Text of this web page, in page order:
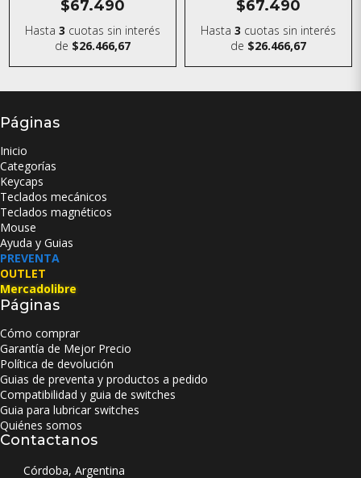
$67.490
Hasta3 cuotas sin interés
de $26.466,67
$67.490
Hasta 3 cuotas sin interés
de $26.466,67
Páginas
Inicio
Categorías
Keycaps
Teclados mecánicos
Teclados magnéticos
Mouse
Ayuda y Guias
PREVENTA
OUTLET
Mercadolibre
Páginas
Cómo comprar
Garantía de Mejor Precio
Política de devolución
Guias de preventa y productos a pedido
Compatibilidad y guia de switches
Guia para lubricar switches
Quiénes somos
Contactanos
Córdoba, Argentina